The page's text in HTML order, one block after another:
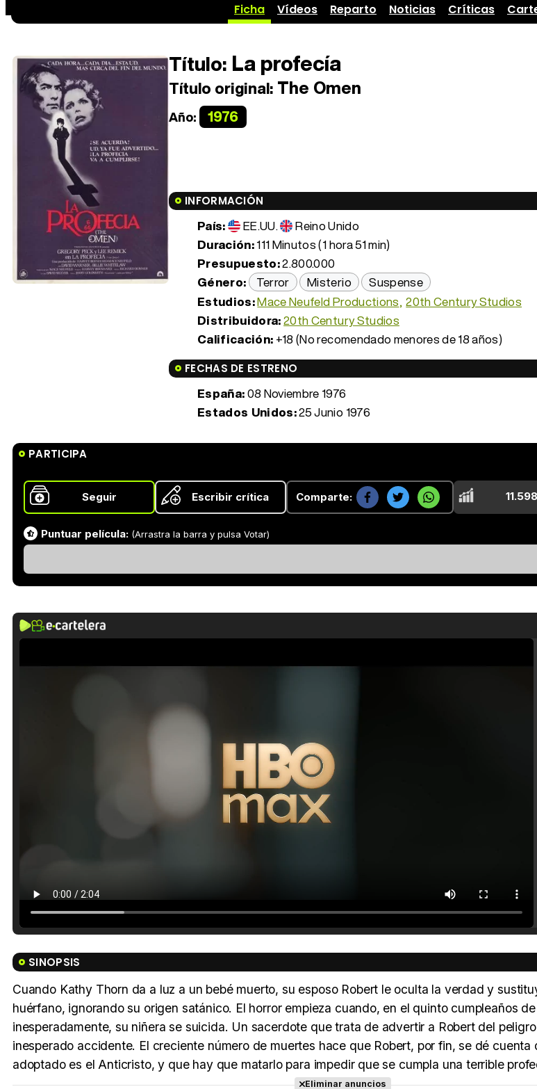
Ficha Vídeos Reparto Noticias Críticas
Título: La profecía
Título original: The Omen
Año: 1976
INFORMACIÓN
País: EE.UU.
Reino Unido
Duración:111 Minutos (1 hora 51 min)
Presupuesto:2.800.000
Género:
Terror Misterio
Suspense
Estudios:Mace Neufeld Productions 20th Century Studios
Distribuidora:20th Century Studios
Calificación: +18 (No recomendado menores de 18 años)
FECHAS DE ESTRENO
España:08 Noviembre 1976
Estados Unidos:25 Junio 1976
PARTICIPA
Seguir Escribir crítica Comparte: 11.598
Puntuar película: (Arrastra la barra y pulsa Votar)
SINOPSIS
Cuando Kathy Thorn da a luz a un bebé muerto, su esposo Robert le oculta la verdad y
huérfano, ignorando su origen satánico. El horror empieza cuando, en el quinto cumpleaños
inesperadamente, su niñera se suicida. Un sacerdote que trata de advertir a Robert del
inesperado accidente. El creciente número de muertes hace que Robert, por fin, se dé cuenta
adoptado es el Anticristo, y que hay que matarlo para impedir que se cumpla una terrible
Eliminar anuncios